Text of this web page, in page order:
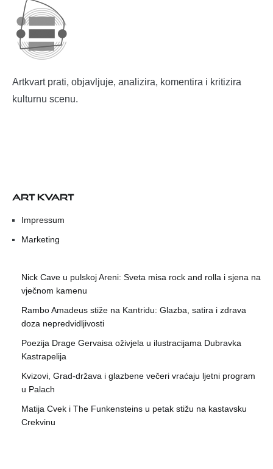
Artkvart prati, objavljuje, analizira, komentira i kritizira
kulturnu scenu.
ART KVART
Impressum
Marketing
Nick Cave u pulskoj Areni: Sveta misa rock and rolla i sjena na
vječnom kamenu
Rambo Amadeus stiže na Kantridu: Glazba, satira i zdrava
doza nepredvidljivosti
Poezija Drage Gervaisa oživjela u ilustracijama Dubravka
Kastrapelija
Kvizovi, Grad-država i glazbene večeri vraćaju ljetni program
u Palach
Matija Cvek i The Funkensteins u petak stižu na kastavsku
Crekvinu